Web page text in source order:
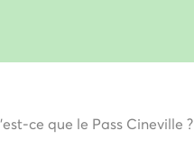
ce que le Pass Cineville ?